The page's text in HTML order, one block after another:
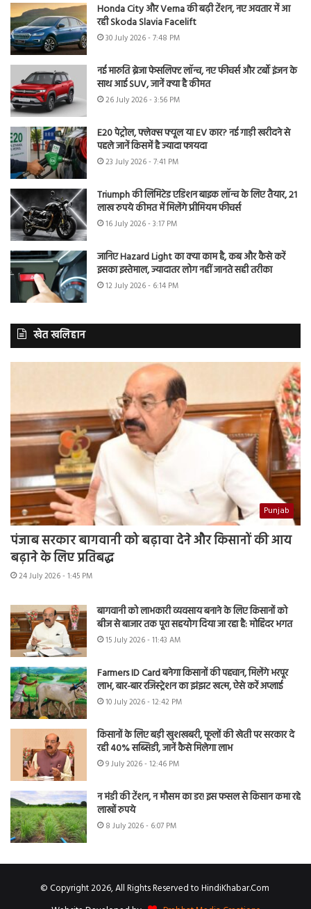
Honda City और Verna की बढ़ी टेंशन, नए अवतार में आ
रही Skoda Slavia Facelift
30 July 2026 - 7:48 PM
नई मारुति ब्रेजा फेसलिफ्ट लॉन्च, नए फीचर्स और टर्बो इंजन के
साथ आई SUV, जानें क्या है कीमत
26 July 2026 - 3:56 PM
E20 पेट्रोल, फ्लेक्स फ्यूल या EV कार? नई गाड़ी खरीदने से
पहले जानें किसमें है ज्यादा फायदा
23 July 2026 - 7:41 PM
Triumph की लिमिटेड एडिशन बाइक लॉन्च के लिए तैयार, 21
लाख रुपये कीमत में मिलेंगे प्रीमियम फीचर्स
16 July 2026 - 3:17 PM
जानिए Hazard Light का क्या काम है, कब और कैसे करें
इसका इस्तेमाल, ज्यादातर लोग नहीं जानते सही तरीका
12 July 2026 - 6:14 PM
खेत खलिहान
Punjab
पंजाब सरकार बागवानी को बढ़ावा देने और किसानों की आय
बढ़ाने के लिए प्रतिबद्ध
24 July 2026 - 1:45 PM
बागवानी को लाभकारी व्यवसाय बनाने के लिए किसानों को
बीज से बाजार तक पूरा सहयोग दिया जा रहा है: मोहिंदर भगत
15 July 2026 - 11:43 AM
Farmers ID Card बनेगा किसानों की पहचान, मिलेंगे भरपूर
लाभ, बार-बार रजिस्ट्रेशन का झंझट खत्म, ऐसे करें अप्लाई
10 July 2026 - 12:42 PM
किसानों के लिए बड़ी खुशखबरी, फूलों की खेती पर सरकार दे
रही 40% सब्सिडी, जानें कैसे मिलेगा लाभ
9 July 2026 - 12:46 PM
न मंडी की टेंशन, न मौसम का डर! इस फसल से किसान कमा रहे
लाखों रुपये
8 July 2026 - 6:07 PM
© Copyright 2026, All Rights Reserved to HindiKhabar.Com